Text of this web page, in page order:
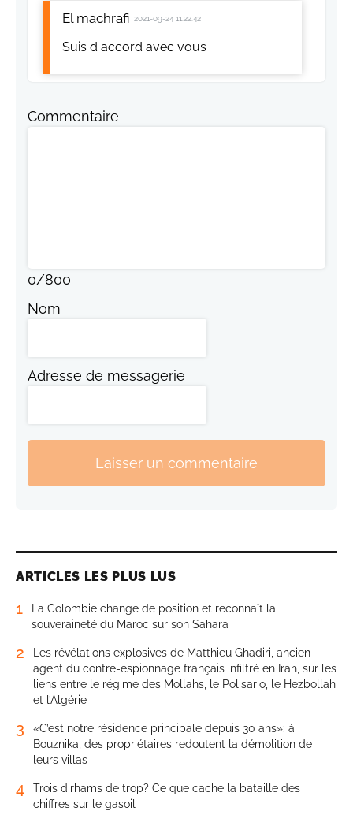
El machrafi 2021-09-24 11:22:42
Suis d accord avec vous
Commentaire
0/800
Nom
Adresse de messagerie
Laisser un commentaire
ARTICLES LES PLUS LUS
1
La Colombie change de position et reconnaît la
souveraineté du Maroc sur son Sahara
2
Les révélations explosives de Matthieu Ghadiri, ancien
agent du contre-espionnage français infiltré en Iran, sur les
liens entre le régime des Mollahs, le Polisario, le Hezbollah
et l’Algérie
3
«C’est notre résidence principale depuis 30 ans»: à
Bouznika, des propriétaires redoutent la démolition de
leurs villas
4
Trois dirhams de trop? Ce que cache la bataille des
chiffres sur le gasoil